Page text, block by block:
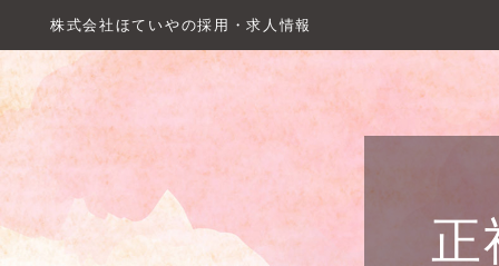
株式会社ほていやの採用・求人情報
正